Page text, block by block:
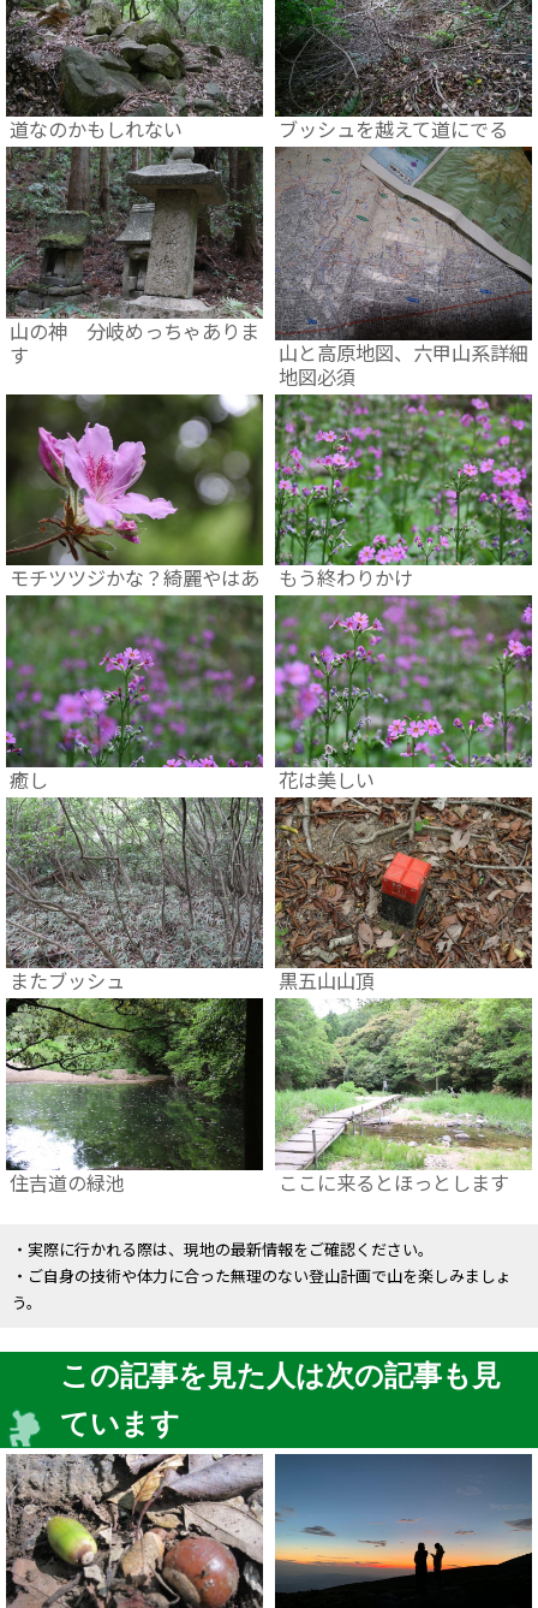
道なのかもしれない ブッシュを越えて道にでる
山の神 分岐めっちゃありま
す
山と高原地図、六甲山系詳細
地図必須
モチツツジかな？綺麗やはあ もう終わりかけ
癒し 花は美しい
またブッシュ 黒五山山頂
住吉道の緑池 ここに来るとほっとします
・実際に行かれる際は、現地の最新情報をご確認ください。
・ご自身の技術や体力に合った無理のない登山計画で山を楽しみましょ
う。
この記事を見た人は次の記事も見
ています